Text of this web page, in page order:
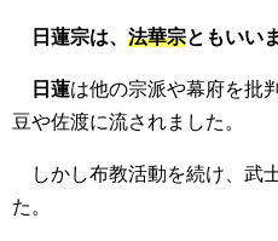
日蓮宗は、 法華宗ともいい
日蓮は他の宗派や幕府を批
豆や佐渡に流されました。
しかし布教活動を続け、武
た。